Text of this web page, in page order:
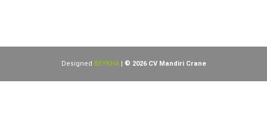
Designed BEYKHA| © 2026 CV Mandiri Crane